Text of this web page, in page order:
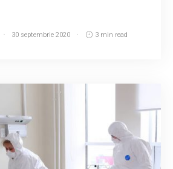
30 septembrie 2020 3 min read